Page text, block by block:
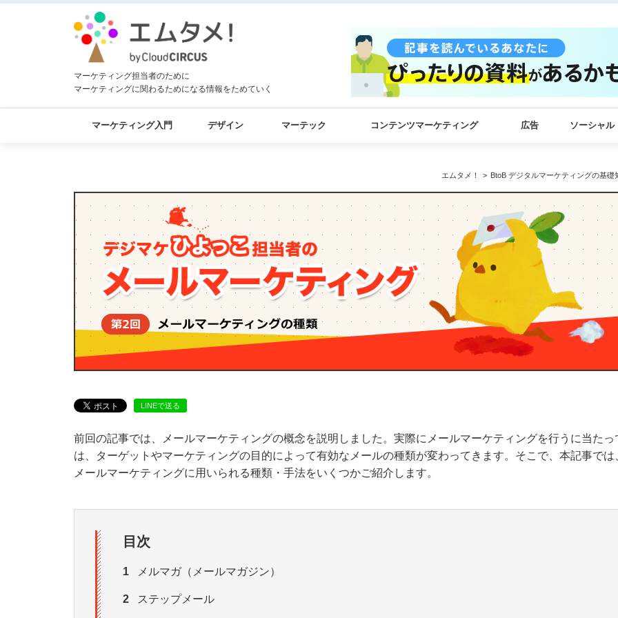
マーケティング担当者のために
マーケティングに関わるためになる情報をためていく
マーケティング入門 デザイン マーテック コンテンツマーケティング 広告 ソーシャル
エムタメ！ BtoB デジタルマーケティングの基礎
LINEで送る
前回の記事では、メールマーケティングの概念を説明しました。実際にメールマーケティングを行うに当たっ
は、ターゲットやマーケティングの目的によって有効なメールの種類が変わってきます。そこで、本記事では
メールマーケティングに用いられる種類・手法をいくつかご紹介します。
目次
1 メルマガ（メールマガジン）
2 ステップメール